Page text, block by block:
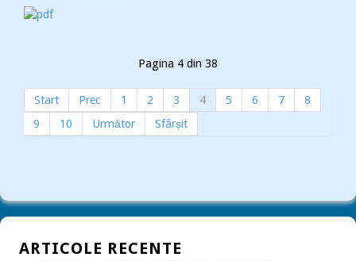
Pagina 4 din 38
Start Prec 1 2 3 4 5 6 7
8
9
10 Următor Sfârșit
ARTICOLE RECENTE